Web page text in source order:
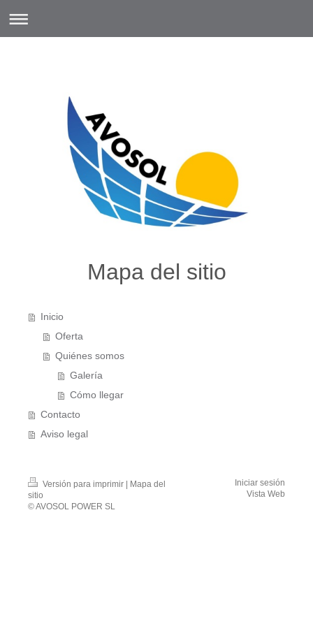
Mapa del sitio
Inicio
Oferta
Quiénes somos
Galería
Cómo llegar
Contacto
Aviso legal
Versión para imprimir
Mapa del
sitio
© AVOSOL POWER SL
Iniciar sesión
Vista Web